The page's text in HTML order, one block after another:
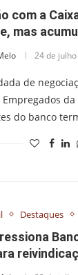
com a
mas
24 de
de
da
do banco
Destaques